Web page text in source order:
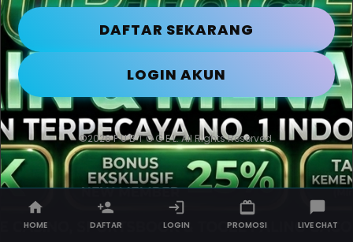
DAFTAR SEKARANG
LOGIN AKUN
©2026 P U B T O G E L. All Rights Reserved.
HOME DAFTAR LOGIN PROMOSI LIVE CHAT